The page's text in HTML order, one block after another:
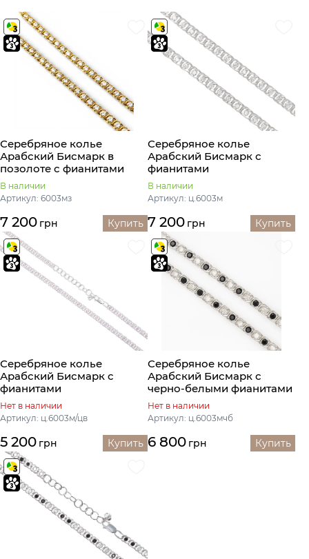
Серебряное колье
Арабский Бисмарк в
позолоте с фианитами
В наличии
Артикул: 6003мз
7 200 грн Купить
Серебряное колье
Арабский Бисмарк с
фианитами
В наличии
Артикул: ц.6003м
7 200 грн Купить
Серебряное колье
Арабский Бисмарк с
фианитами
Нет в наличии
Артикул: ц.6003м/цв
5 200 грн Купить
Серебряное колье
Арабский Бисмарк с
черно-белыми фианитами
Нет в наличии
Артикул: ц.6003мчб
6 800 грн Купить